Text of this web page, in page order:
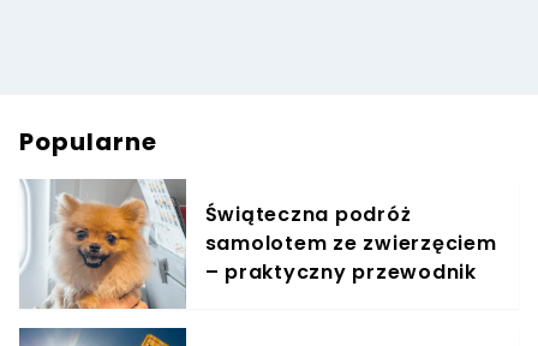
Popularne
Świąteczna podróż
samolotem ze zwierzęciem
– praktyczny przewodnik